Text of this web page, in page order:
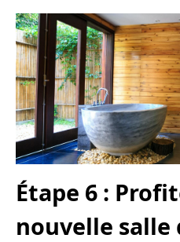
Étape 6 :
nouvelle salle